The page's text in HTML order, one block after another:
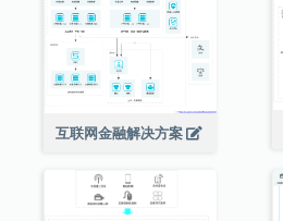
互联网金融解决方案